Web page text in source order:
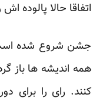
اتفاقا حالا پالوده
جشن شروع شده است
همه اندیشه ها باز
کنند. رای را